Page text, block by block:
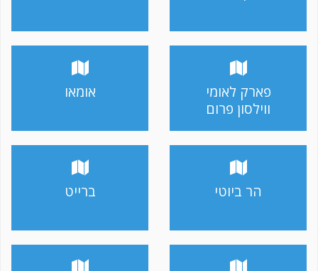
פארק לאומי
ווילסון פרום
אומאו
הר ביוטי ברייט